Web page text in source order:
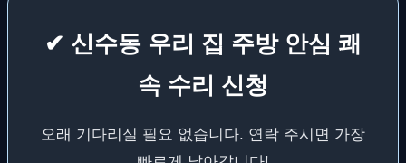
✔ 신수동 우리 집 주방 안심 쾌
속 수리 신청
오래 기다리실 필요 없습니다. 연락 주시면 가장